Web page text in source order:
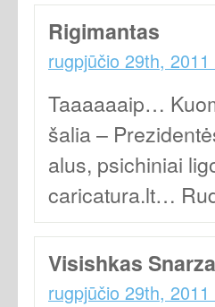
Rigimantas
rugpjūčio 29th,
Taaaaaaip…
šalia –
alus, psichiniai
caricatura.lt…
Visishkas
rugpjūčio 29th,